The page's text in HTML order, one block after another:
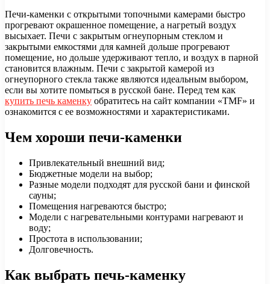
Печи-каменки с открытыми топочными камерами быстро
прогревают окрашенное помещение, а нагретый воздух
высыхает. Печи с закрытым огнеупорным стеклом и
закрытыми емкостями для камней дольше прогревают
помещение, но дольше удерживают тепло, и воздух в парной
становится влажным. Печи с закрытой камерой из
огнеупорного стекла также являются идеальным выбором,
если вы хотите помыться в русской бане. Перед тем как
купить печь каменку обратитесь на сайт компании «TMF» и
ознакомится с ее возможностями и характеристиками.
Чем хороши печи-каменки
Привлекательный внешний вид;
Бюджетные модели на выбор;
Разные модели подходят для русской бани и финской
сауны;
Помещения нагреваются быстро;
Модели с нагревательными контурами нагревают и
воду;
Простота в использовании;
Долговечность.
Как выбрать печь-каменку